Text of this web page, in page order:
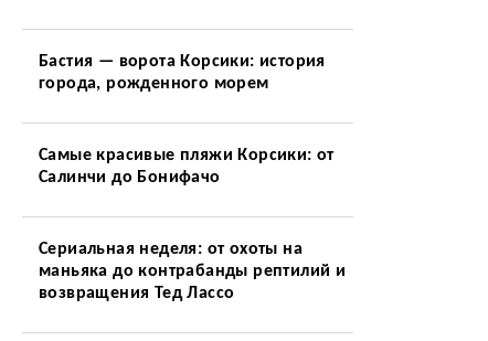
Бастия — ворота Корсики: история
города, рожденного морем
Самые красивые пляжи Корсики: от
Салинчи до Бонифачо
Сериальная неделя: от охоты на
маньяка до контрабанды рептилий и
возвращения Тед Лассо